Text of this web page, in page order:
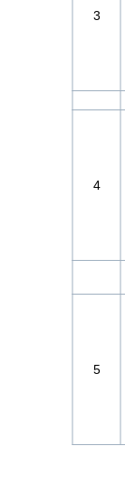
3
4
5